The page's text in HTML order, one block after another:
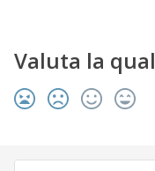
Valuta la